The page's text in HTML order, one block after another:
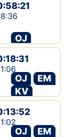
OJ
OJ
EM
KV
OJ
EM